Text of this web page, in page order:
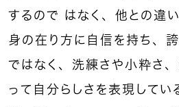
するので はなく、他との違
身の在り方に自信を持ち、
ではなく、洗練さや小粋さ
って自分らしさを表現してい